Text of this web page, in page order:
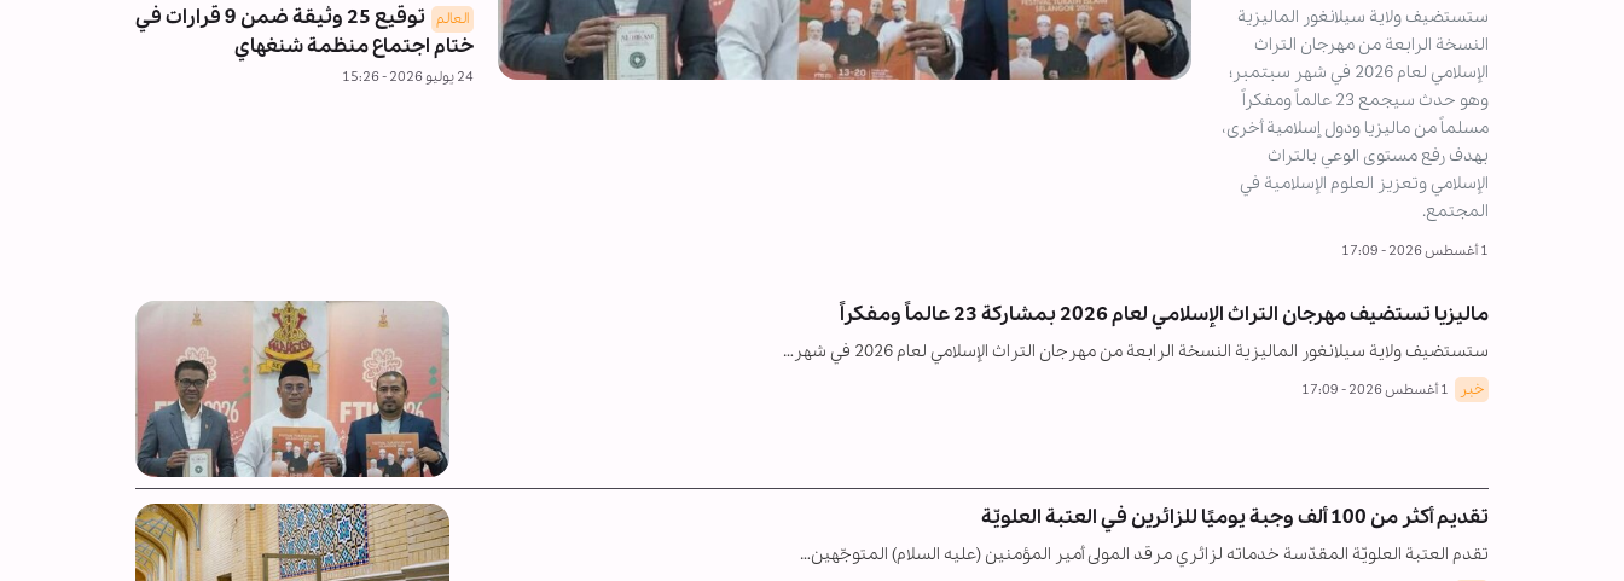
ستستضيف ولاية سيلانغور الماليزية
النسخة الرابعة من مهرجان التراث
الإسلامي لعام 2026 في شهر سبتمبر؛
وهو حدث سيجمع 23 عالماً ومفكراً
مسلماً من ماليزيا ودول إسلامية أخرى،
بهدف رفع مستوى الوعي بالتراث
الإسلامي وتعزيز العلوم الإسلامية في
المجتمع.
1 أغسطس 2026 - 17:09
العالم
توقيع 25 وثيقة ضمن 9 قرارات في
ختام اجتماع منظمة شنغهاي
24 يوليو 2026 - 15:26
ماليزيا تستضيف مهرجان التراث الإسلامي لعام 2026 بمشاركة 23 عالماً ومفكراً
ستستضيف ولاية سيلانغور الماليزية النسخة الرابعة من مهرجان التراث الإسلامي لعام 2026 في شهر…
خبر 1 أغسطس 2026 - 17:09
تقديم أكثر من 100 ألف وجبة يوميًا للزائرين في العتبة العلويّة
تقدم العتبة العلويّة المقدّسة خدماته لزائري مرقد المولى أمير المؤمنين (عليه السلام) المتوجّهين…